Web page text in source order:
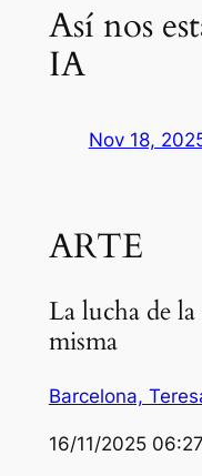
Así nos
IA
Nov 18,
ARTE
La lucha de
misma
Barcelona,
16/11/2025 06:27